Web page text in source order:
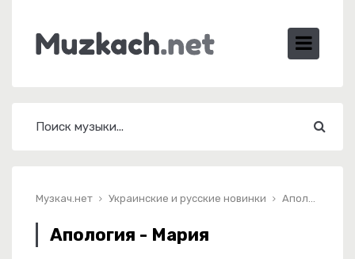
Музкач.нет Украинские и русские новинки Апология - Мария
Апология - Мария